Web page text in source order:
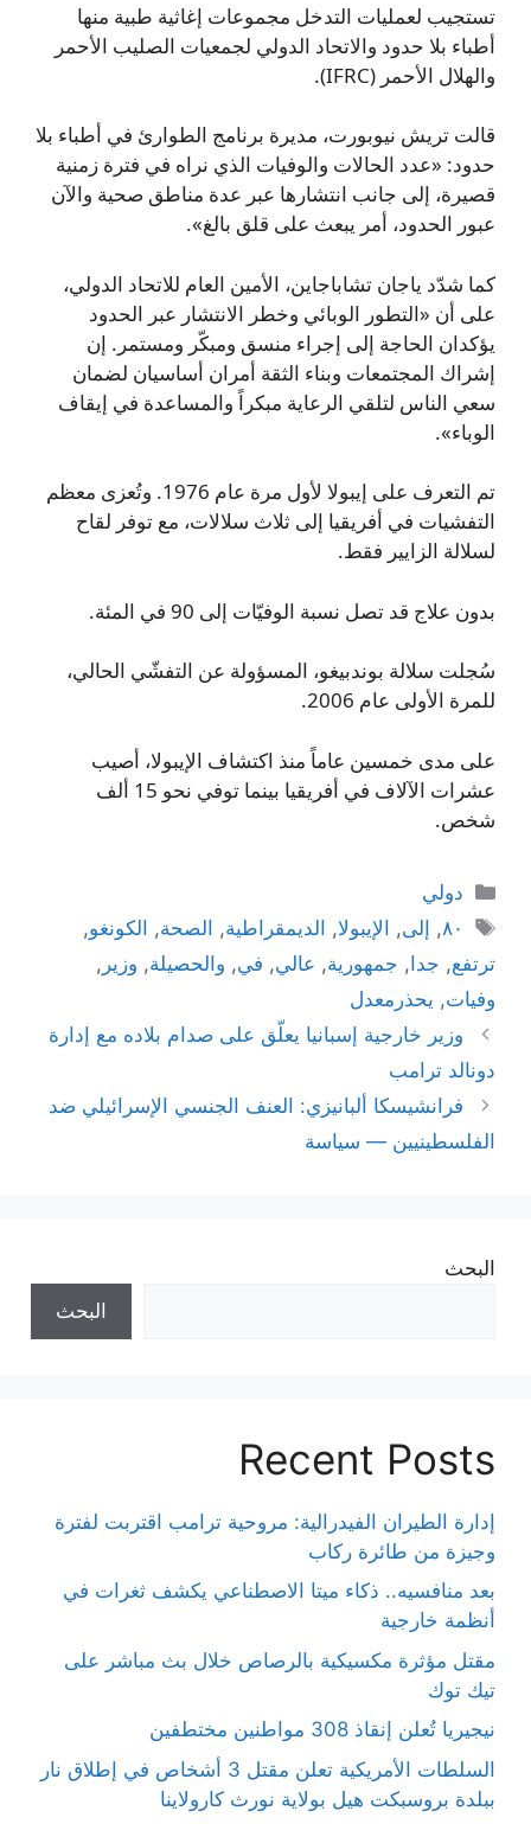
تستجيب لعمليات التدخل مجموعات إغاثية طبية منها
أطباء بلا حدود والاتحاد الدولي لجمعيات الصليب الأحمر
والهلال الأحمر (IFRC).
قالت تريش نيوبورت، مديرة برنامج الطوارئ في أطباء بلا
حدود: «عدد الحالات والوفيات الذي نراه في فترة زمنية
قصيرة، إلى جانب انتشارها عبر عدة مناطق صحية والآن
عبور الحدود، أمر يبعث على قلق بالغ».
كما شدّد ياجان تشاباجاين، الأمين العام للاتحاد الدولي،
على أن «التطور الوبائي وخطر الانتشار عبر الحدود
يؤكدان الحاجة إلى إجراء منسق ومبكّر ومستمر. إن
إشراك المجتمعات وبناء الثقة أمران أساسيان لضمان
سعي الناس لتلقي الرعاية مبكراً والمساعدة في إيقاف
الوباء».
تم التعرف على إيبولا لأول مرة عام 1976. وتُعزى معظم
التفشيات في أفريقيا إلى ثلاث سلالات، مع توفر لقاح
لسلالة الزايير فقط.
بدون علاج قد تصل نسبة الوفيّات إلى 90 في المئة.
سُجلت سلالة بوندبيغو، المسؤولة عن التفشّي الحالي،
للمرة الأولى عام 2006.
على مدى خمسين عاماً منذ اكتشاف الإيبولا، أصيب
عشرات الآلاف في أفريقيا بينما توفي نحو 15 ألف
شخص.
التصنيفات
دولي
الوسوم
٨٠, إلى, الإيبولا, الديمقراطية, الصحة, الكونغو,
ترتفع, جدا, جمهورية, عالي, في, والحصيلة, وزير ,
وفيات, يحذرمعدل
وزير خارجية إسبانيا يعلّق على صدام بلاده مع إدارة
دونالد ترامب
فرانشيسكا ألبانيزي: العنف الجنسي الإسرائيلي ضد
الفلسطينيين — سياسة
البحث
البحث
Recent Posts
إدارة الطيران الفيدرالية: مروحية ترامب اقتربت لفترة
وجيزة من طائرة ركاب
بعد منافسيه.. ذكاء ميتا الاصطناعي يكشف ثغرات في
أنظمة خارجية
مقتل مؤثرة مكسيكية بالرصاص خلال بث مباشر على
تيك توك
نيجيريا تُعلن إنقاذ 308 مواطنين مختطفين
السلطات الأمريكية تعلن مقتل 3 أشخاص في إطلاق نار
ببلدة بروسبكت هيل بولاية نورث كارولاينا